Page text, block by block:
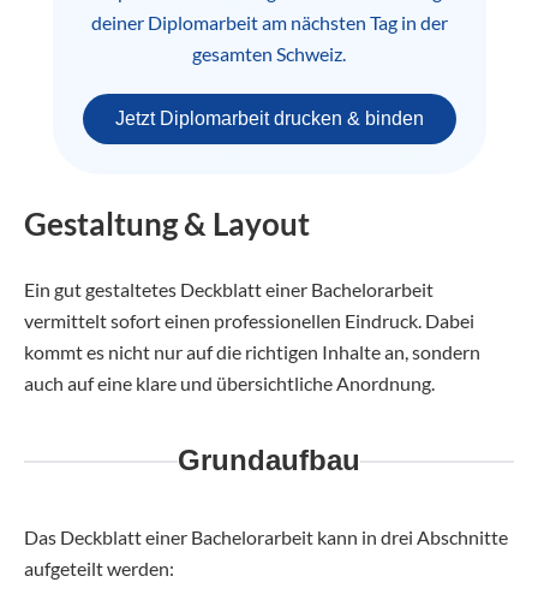
deiner Diplomarbeit am nächsten Tag in der
gesamten Schweiz.
Jetzt Diplomarbeit drucken & binden
Gestaltung & Layout
Ein gut gestaltetes Deckblatt einer Bachelorarbeit
vermittelt sofort einen professionellen Eindruck. Dabei
kommt es nicht nur auf die richtigen Inhalte an, sondern
auch auf eine klare und übersichtliche Anordnung.
Grundaufbau
Das Deckblatt einer Bachelorarbeit kann in drei Abschnitte
aufgeteilt werden: